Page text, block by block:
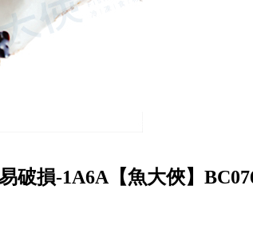
破損-1A6A【魚大俠】